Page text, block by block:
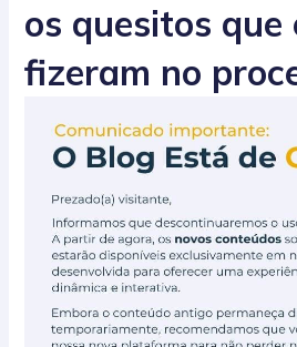
os quesitos que
fizeram no